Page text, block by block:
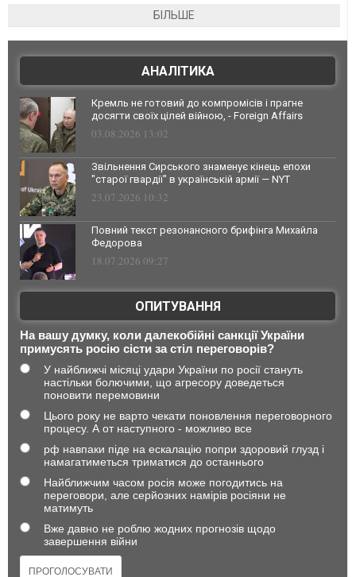
БІЛЬШЕ
АНАЛІТИКА
Кремль не готовий до компромісів і прагне
досягти своїх цілей війною, - Foreign Affairs
03.08.2026 13:02
Звільнення Сирського знаменує кінець епохи
"старої гвардії" в українській армії — NYT
23.07.2026 10:32
Повний текст резонансного брифінга Михайла
Федорова
18.07.2026 09:27
ОПИТУВАННЯ
На вашу думку, коли далекобійні санкції України
примусять росію сісти за стіл переговорів?
У найближчі місяці удари України по росії стануть
настільки болючими, що агресору доведеться
поновити перемовини
Цього року не варто чекати поновлення переговорного
процесу. А от наступного - можливо все
рф навпаки піде на ескалацію попри здоровий глузд і
намагатиметься триматися до останнього
Найближчим часом росія може погодитись на
переговори, але серйозних намірів росіяни не
матимуть
Вже давно не роблю жодних прогнозів щодо
завершення війни